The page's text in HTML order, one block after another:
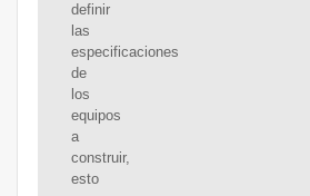
definir
las
especificaciones
de
los
equipos
a
construir,
esto